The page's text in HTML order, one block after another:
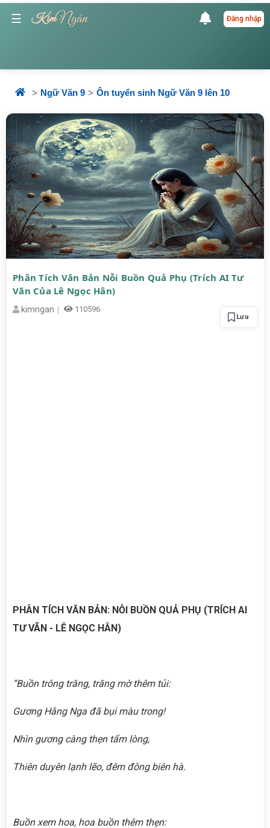
☰ KimNgân Đăng nhập
Ngữ Văn 9 Ôn tuyển sinh Ngữ Văn 9 lên 10
Phân Tích Văn Bản Nỗi Buồn Quả Phụ (Trích AI Tư
Vãn Của Lê Ngọc Hân)
kimngan 110596
Lưu
PHÂN TÍCH VĂN BẢN: NỖI BUỒN QUẢ PHỤ (TRÍCH AI
TƯ VÃN - LÊ NGỌC HÂN)
“Buồn trông trăng, trăng mờ thêm tủi:
Gương Hằng Nga đã bụi màu trong!
Nhìn gương càng thẹn tấm lòng,
Thiên duyên lạnh lẽo, đêm đông biên hà.
Buồn xem hoa, hoa buồn thêm thẹn: